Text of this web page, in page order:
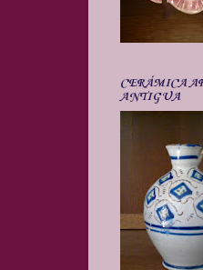
CERÁMICA
ANTIGUA